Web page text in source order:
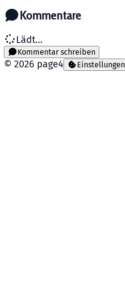
Kommentare
Lädt...
Kommentar schreiben
© 2026 page4 Einstellungen